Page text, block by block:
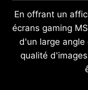
En offrant un
écrans gaming
d'un large
qualité